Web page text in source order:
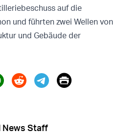
auf die
und führten zwei Wellen von
und Gebäude der
(X)
Print
News Staff